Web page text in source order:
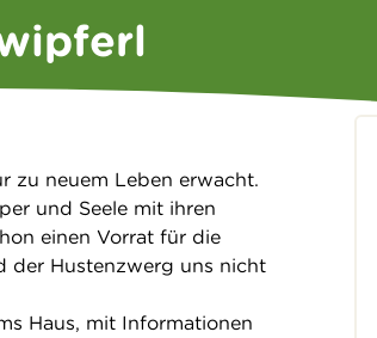
zu neuem Leben erwacht.
und Seele mit ihren
einen Vorrat für die
der Hustenzwerg uns nicht
Haus, mit Informationen